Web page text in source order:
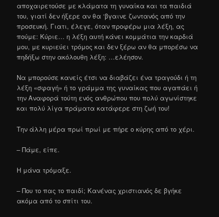
αποχαιρετούσε με κλάματα τη γυναίκα και τα παιδιά
του, γιατί δεν ήξερε αν θα ‘βγαινε ζωντανός από την
προσευκή. Γιατι, έλεγε, όταν προφέρω μια λέξη, ας
πούμε: Κύριε… η λέξη αυτή κάνει κομμάτια την καρδιά
μου, με κυριεύει τρόμος και δεν ξέρω αν θα μπορέσω να
πηδήξω στην ακόλουθη λέξη: …ελέησον.
Να μπορούσε κανείς έτσι να διαβάζει ένα τραγούδι ή τη
λέξη «σφαγή» ή το γράμμα της γυναίκας που αγαπάει ή
την Αναφορά τούτη ενός ανθρώπου που πολύ αγωνίστηκε
και πολύ λίγα πράματα κατάφερε στη ζωή του!
Την άλλη μέρα πρωί πρωί με πήρε ο κύρης από το χέρι.
– Πάμε, είπε.
Η μάνα τρόμαξε.
– Που το πας το παιδί; Κανένας χριστιανός δε βγήκε
ακόμα από το σπίτι του.